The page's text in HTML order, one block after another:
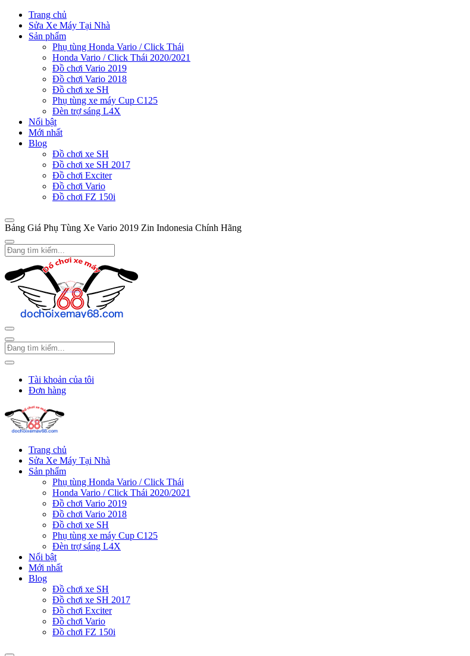
Trang chủ
Sửa Xe Máy Tại Nhà
Sản phẩm
Phụ tùng Honda Vario / Click Thái
Honda Vario / Click Thái 2020/2021
Đồ chơi Vario 2019
Đồ chơi Vario 2018
Đồ chơi xe SH
Phụ tùng xe máy Cup C125
Đèn trợ sáng L4X
Nổi bật
Mới nhất
Blog
Đồ chơi xe SH
Đồ chơi xe SH 2017
Đồ chơi Exciter
Đồ chơi Vario
Đồ chơi FZ 150i
Bảng Giá Phụ Tùng Xe Vario 2019 Zin Indonesia Chính Hãng
Tài khoản của tôi
Đơn hàng
Trang chủ
Sửa Xe Máy Tại Nhà
Sản phẩm
Phụ tùng Honda Vario / Click Thái
Honda Vario / Click Thái 2020/2021
Đồ chơi Vario 2019
Đồ chơi Vario 2018
Đồ chơi xe SH
Phụ tùng xe máy Cup C125
Đèn trợ sáng L4X
Nổi bật
Mới nhất
Blog
Đồ chơi xe SH
Đồ chơi xe SH 2017
Đồ chơi Exciter
Đồ chơi Vario
Đồ chơi FZ 150i